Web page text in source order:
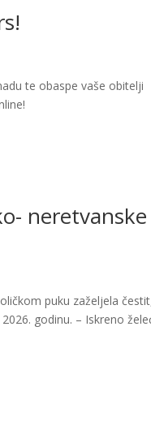
te obaspe vaše obitelji
neretvanske
puku zaželjela
godinu. – Iskreno